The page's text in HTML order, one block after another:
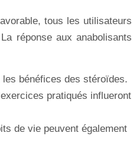
tous les utilisateurs
réponse aux anabolisants
les bénéfices des stéroïdes.
pratiqués influeront
de vie peuvent également